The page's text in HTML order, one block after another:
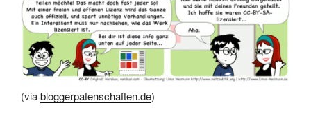
(viabloggerpatenschaften.de)